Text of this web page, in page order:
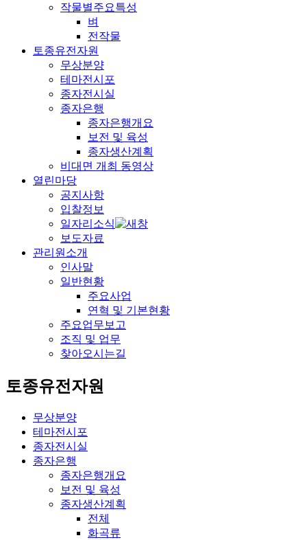
작물별주요특성
벼
전작물
토종유전자원
무상분양
테마전시포
종자전시실
종자은행
종자은행개요
보전 및 육성
종자생산계획
비대면 개최 동영상
열린마당
공지사항
입찰정보
일자리소식
보도자료
관리원소개
인사말
일반현황
주요사업
연혁 및 기본현황
주요업무보고
조직 및 업무
찾아오시는길
토종유전자원
무상분양
테마전시포
종자전시실
종자은행
종자은행개요
보전 및 육성
종자생산계획
전체
화곡류